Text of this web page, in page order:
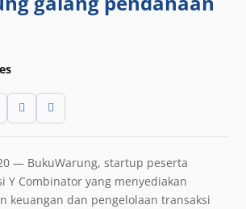
— BukuWarung, startup peserta
Y Combinator yang menyediakan
keuangan dan pengelolaan transaksi